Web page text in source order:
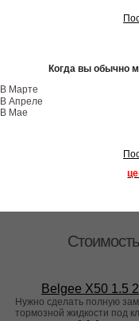
Когда вы обычно
В Марте
В Апреле
В Мае
Belgee X50 1.5
Нужно сделать полную
тормозной жидкости под